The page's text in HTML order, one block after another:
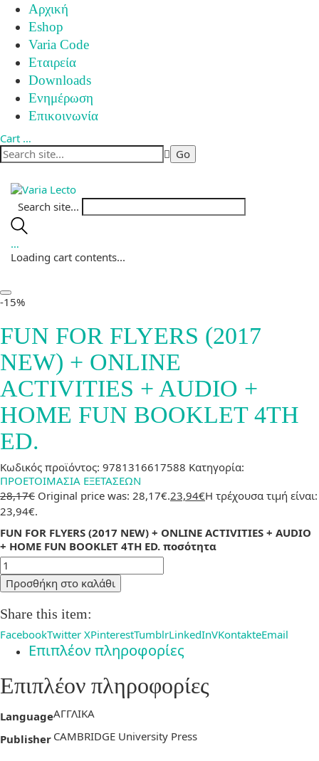
Αρχική
Eshop
Varia Code
Εταιρεία
Downloads
Ενημέρωση
Επικοινωνία
Cart …
Search site...
…
Loading cart contents...
-15%
FUN FOR FLYERS (2017
NEW) + ONLINE
ACTIVITIES + AUDIO +
HOME FUN BOOKLET 4TH
ED.
Κωδικός προϊόντος: 9781316617588 Κατηγορία:
ΠΡΟΕΤΟΙΜΑΣΙΑ ΕΞΕΤΑΣΕΩΝ
28,17€ Original price was: 28,17€.23,94€Η τρέχουσα τιμή είναι:
23,94€.
FUN FOR FLYERS (2017 NEW) + ONLINE ACTIVITIES + AUDIO
+ HOME FUN BOOKLET 4TH ED. ποσότητα
Προσθήκη στο καλάθι
Share this item:
FacebookTwitter XPinterestTumblrLinkedInVKontakteEmail
Επιπλέον πληροφορίες
Επιπλέον πληροφορίες
LanguageΑΓΓΛΙΚΑ
Publisher CAMBRIDGE University Press